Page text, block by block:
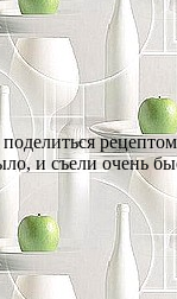
рецептом
и съели очень